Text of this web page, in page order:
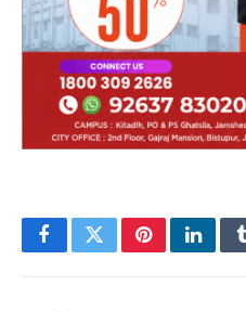
FacebookTwitterPinterest